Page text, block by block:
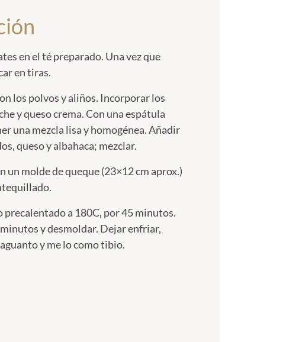
en el té preparado. Una vez que
en tiras.
los polvos y aliños. Incorporar los
y queso crema. Con una espátula
una mezcla lisa y homogénea. Añadir
queso y albahaca; mezclar.
un molde de queque (23×12 cm aprox.)
precalentado a 180C, por 45 minutos.
y desmoldar. Dejar enfriar,
y me lo como tibio.